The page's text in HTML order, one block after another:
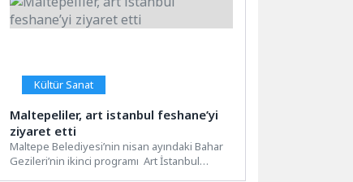
Kültür Sanat
Maltepeliler, art istanbul feshane’yi
ziyaret etti
Maltepe Belediyesi’nin nisan ayındaki Bahar
Gezileri’nin ikinci programı Art İstanbul